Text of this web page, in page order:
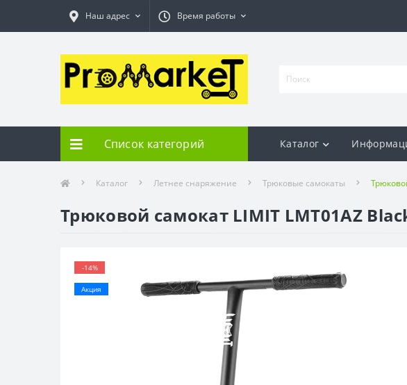
Наш адрес Время работы
Список категорий Каталог
Каталог Летнее снаряжение Трюковые самокаты
Трюковой самокат LIMIT LMT01AZ
-14%
Акция